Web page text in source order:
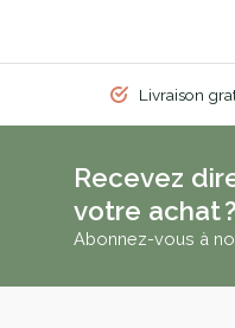
Livraison
Recevez
votre achat ?
Abonnez-vous à